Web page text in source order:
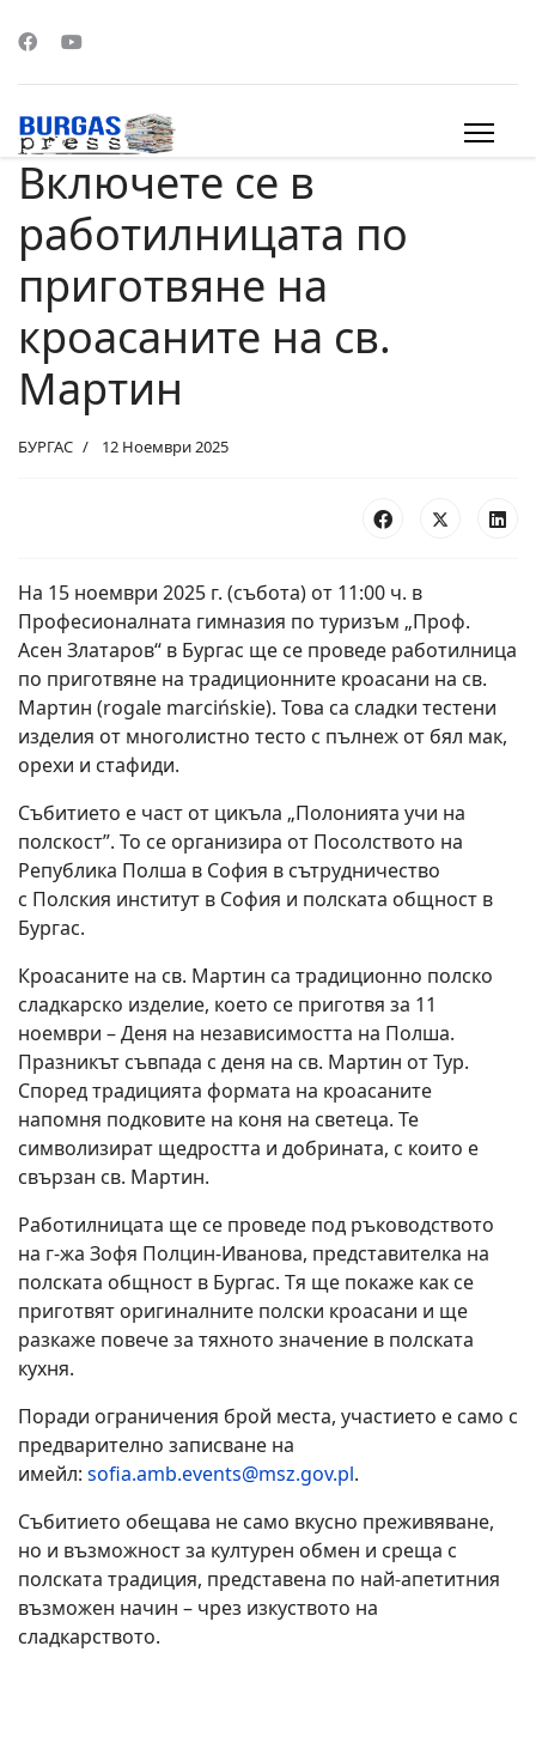
Включете се в
работилницата по
приготвяне на
кроасаните на св.
Мартин
БУРГАС 12 Ноември 2025
На 15 ноември 2025 г. (събота) от 11:00 ч. в
Професионалната гимназия по туризъм „Проф.
Асен Златаров“ в Бургас ще се проведе работилница
по приготвяне на традиционните кроасани на св.
Мартин (rogale marcińskie). Това са сладки тестени
изделия от многолистно тесто с пълнеж от бял мак,
орехи и стафиди.
Събитието е част от цикъла „Полонията учи на
полскост”. То се организира от Посолството на
Република Полша в София в сътрудничество
с Полския институт в София и полската общност в
Бургас.
Кроасаните на св. Мартин са традиционно полско
сладкарско изделие, което се приготвя за 11
ноември – Деня на независимостта на Полша.
Празникът съвпада с деня на св. Мартин от Тур.
Според традицията формата на кроасаните
напомня подковите на коня на светеца. Те
символизират щедростта и добрината, с които е
свързан св. Мартин.
Работилницата ще се проведе под ръководството
на г-жа Зофя Полцин-Иванова, представителка на
полската общност в Бургас. Тя ще покаже как се
приготвят оригиналните полски кроасани и ще
разкаже повече за тяхното значение в полската
кухня.
Поради ограничения брой места, участието е само с
предварително записване на
имейл: sofia.amb.events@msz.gov.pl.
Събитието обещава не само вкусно преживяване,
но и възможност за културен обмен и среща с
полската традиция, представена по най-апетитния
възможен начин – чрез изкуството на
сладкарството.